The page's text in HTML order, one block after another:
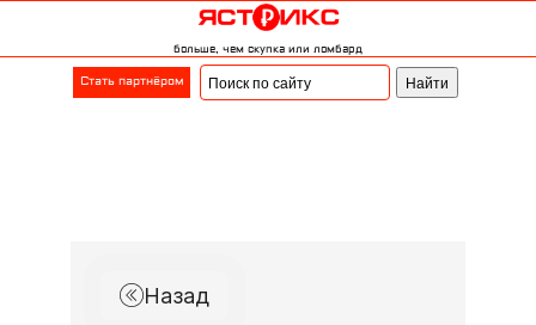
больше, чем скупка или ломбард
Стать партнёром
Назад